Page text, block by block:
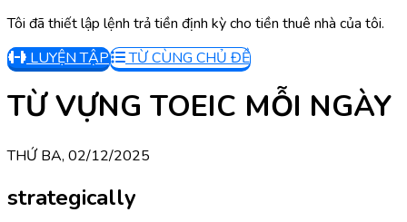
Tôi đã thiết lập lệnh trả tiền định kỳ cho tiền thuê nhà của tôi.
LUYỆN TẬP
TỪ CÙNG CHỦ ĐỀ
TỪ VỰNG TOEIC MỖI NGÀY
THỨ BA, 02/12/2025
strategically